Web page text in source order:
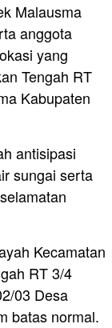
Malausma
anggota
yang
Tengah RT
Kabupaten
antisipasi
sungai serta
Kecamatan
RT 3/4
03 Desa
batas normal.